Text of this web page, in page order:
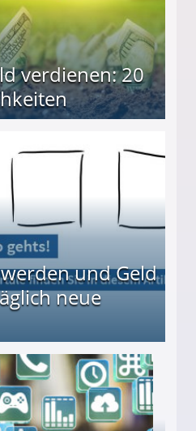
verdienen: 20
und Geld
neue